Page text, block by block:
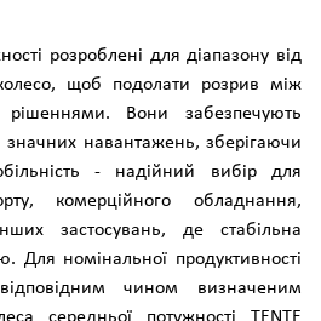
розроблені для діапазону від
щоб подолати розрив між
Вони забезпечують
значних навантажень, зберігаючи
- надійний вибір для
комерційного обладнання,
застосувань, де стабільна
Для номінальної продуктивності
чином визначеним